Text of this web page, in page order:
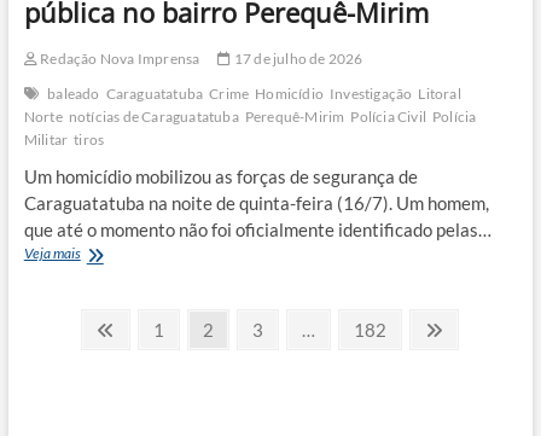
pública no bairro Perequê-Mirim
Redação Nova Imprensa
17 de julho de 2026
baleado Caraguatatuba Crime Homicídio Investigação Litoral
Norte notícias de Caraguatatuba Perequê-Mirim Polícia Civil Polícia
Militar tiros
Um homicídio mobilizou as forças de segurança de
Caraguatatuba na noite de quinta-feira (16/7). Um homem,
que até o momento não foi oficialmente identificado pelas…
Veja maisHomem
baleado
Paginação
Previous
Page
1 Page
2 Page
3 … Page
182